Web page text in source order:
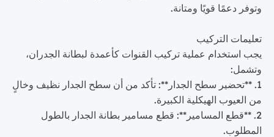
وتوفر دعمًا قويًا ومتانة.
تعليمات التركيب
يجب استخدام عملية تركيب القنوات كأعمدة لبطانة الجدران،
وتشمل:
1. **تحضير سطح الجدار**: تأكد من أن سطح الجدار نظيف وخالٍ
من العيوب الهيكلية الكبيرة.
2. **قطع المسامير**: قطع مسامير بطانة الجدار بالطول
المطلوب.